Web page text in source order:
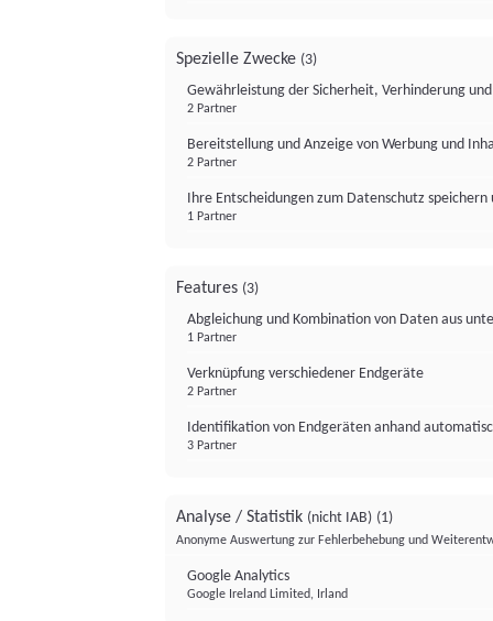
Spezielle Zwecke (3)
Gewährleistung der Sicherheit, Verhinderung
2 Partner
Bereitstellung und Anzeige von Werbung und
2 Partner
Ihre Entscheidungen zum Datenschutz
1 Partner
Features (3)
Abgleichung und Kombination von Daten aus
1 Partner
Verknüpfung verschiedener Endgeräte
2 Partner
Identifikation von Endgeräten anhand
3 Partner
Analyse / Statistik (nicht IAB) (1)
Anonyme Auswertung zur Fehlerbehebung und
Google Analytics
Google Ireland Limited, Irland